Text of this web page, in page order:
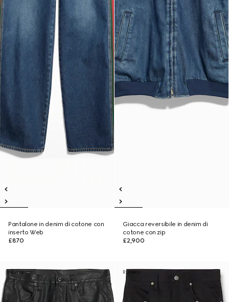
Pantalone in denim di cotone con
inserto Web
£870
Giacca reversibile in denim di
cotone con zip
£2,900
Novità Runway